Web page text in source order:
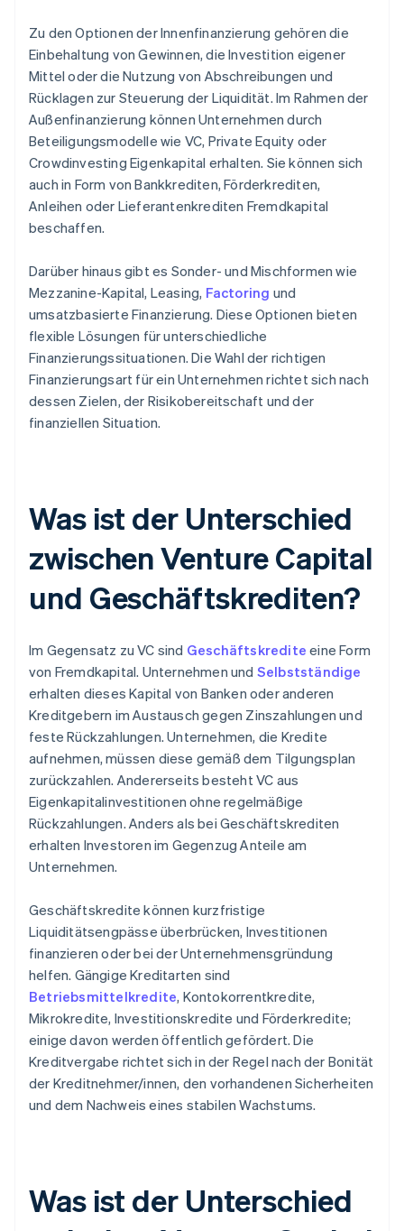
Zu den Optionen der Innenfinanzierung gehören die
Einbehaltung von Gewinnen, die Investition eigener
Mittel oder die Nutzung von Abschreibungen und
Rücklagen zur Steuerung der Liquidität. Im Rahmen der
Außenfinanzierung können Unternehmen durch
Beteiligungsmodelle wie VC, Private Equity oder
Crowdinvesting Eigenkapital erhalten. Sie können sich
auch in Form von Bankkrediten, Förderkrediten,
Anleihen oder Lieferantenkrediten Fremdkapital
beschaffen.
Darüber hinaus gibt es Sonder- und Mischformen wie
Mezzanine-Kapital, Leasing, Factoring und
umsatzbasierte Finanzierung. Diese Optionen bieten
flexible Lösungen für unterschiedliche
Finanzierungssituationen. Die Wahl der richtigen
Finanzierungsart für ein Unternehmen richtet sich nach
dessen Zielen, der Risikobereitschaft und der
finanziellen Situation.
Was ist der Unterschied
zwischen Venture Capital
und Geschäftskrediten?
Im Gegensatz zu VC sind Geschäftskredite eine Form
von Fremdkapital. Unternehmen und Selbstständige
erhalten dieses Kapital von Banken oder anderen
Kreditgebern im Austausch gegen Zinszahlungen und
feste Rückzahlungen. Unternehmen, die Kredite
aufnehmen, müssen diese gemäß dem Tilgungsplan
zurückzahlen. Andererseits besteht VC aus
Eigenkapitalinvestitionen ohne regelmäßige
Rückzahlungen. Anders als bei Geschäftskrediten
erhalten Investoren im Gegenzug Anteile am
Unternehmen.
Geschäftskredite können kurzfristige
Liquiditätsengpässe überbrücken, Investitionen
finanzieren oder bei der Unternehmensgründung
helfen. Gängige Kreditarten sind
Betriebsmittelkredite, Kontokorrentkredite,
Mikrokredite, Investitionskredite und Förderkredite;
einige davon werden öffentlich gefördert. Die
Kreditvergabe richtet sich in der Regel nach der Bonität
der Kreditnehmer/innen, den vorhandenen Sicherheiten
und dem Nachweis eines stabilen Wachstums.
Was ist der Unterschied